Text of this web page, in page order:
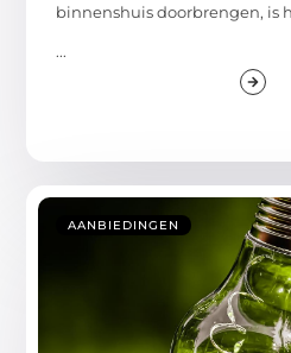
binnenshuis doorbrengen, is
...
AANBIEDINGEN